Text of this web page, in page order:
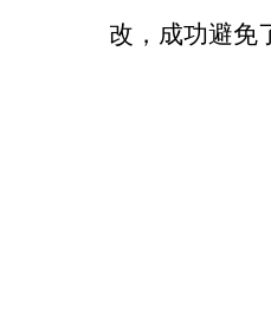
改，成功避免